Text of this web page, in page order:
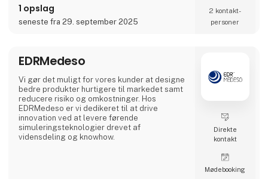
forretningsudvikling i samarbejde med vores
kunder. Samlet set tæller Cre8tek 220
1 opslag
seneste fra 29. september 2025
2 kontakt­
personer
EDRMedeso
Vi gør det muligt for vores kunder at designe
bedre produkter hurtigere til markedet samt
reducere risiko og omkostninger. Hos
EDRMedeso er vi dedikeret til at drive
innovation ved at levere førende
simuleringsteknologier drevet af
vidensdeling og knowhow.
Direkte
kontakt
Møde­booking